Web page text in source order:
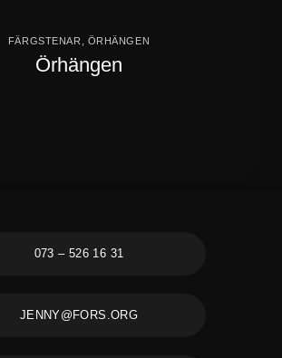
FÄRGSTENAR ÖRHÄNGEN
Örhängen
073 – 526 16 31
JENNY@FORS.ORG